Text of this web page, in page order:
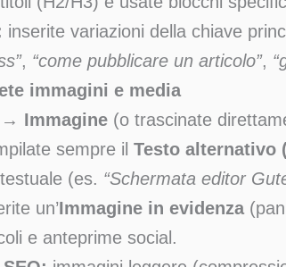
inserite variazioni della chiave
, “come pubblicare un articolo”,
immagini e media
→ Immagine (o trascinate
sempre il Testo alternativo
(es. “Schermata editor
un’Immagine in evidenza
e anteprime social.